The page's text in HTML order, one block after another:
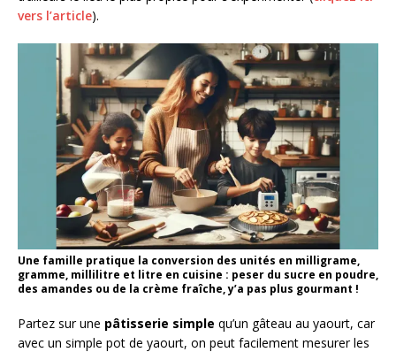
vers l’article).
Une famille pratique la conversion des unités en milligrame,
gramme, millilitre et litre en cuisine : peser du sucre en poudre,
des amandes ou de la crème fraîche, y’a pas plus gourmant !
Partez sur une pâtisserie simple qu’un gâteau au yaourt, car
avec un simple pot de yaourt, on peut facilement mesurer les